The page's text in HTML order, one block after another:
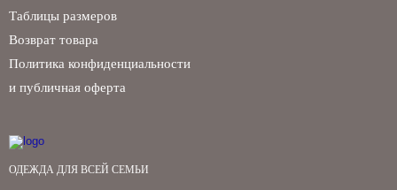
ОДЕЖДА ДЛЯ ВСЕЙ СЕМЬИ
Таблицы размеров
Возврат товара
Политика конфиденциальности
и публичная оферта